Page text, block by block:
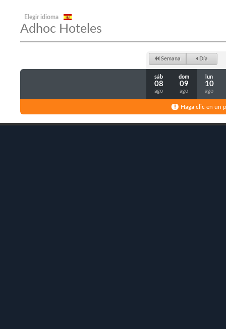
Elegir idioma
Adhoc Hoteles
Semana Día
sáb
08
ago
dom
09
ago
lun
10
ago
Haga clic en un